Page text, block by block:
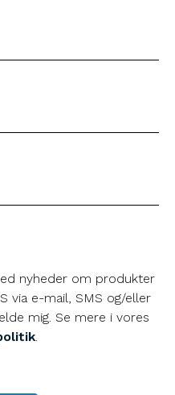
nyheder om produkter
via e-mail, SMS og/eller
mig. Se mere i vores
.